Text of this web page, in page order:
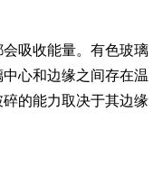
吸收能量。有色玻璃
心和边缘之间存在温
的能力取决于其边缘